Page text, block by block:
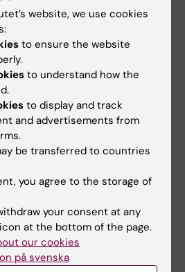
till pandemi
och genetiker, förklarar
påverkar varför vissa
covid-19. Förutom faktorer
och graviditet finns det
till ett allvarligt
har konstaterat att
härstammar från
bland
website, we use cookies
to ensure the website
to understand how the
to display and track
and advertisements from
be transferred to countries
you agree to the storage of
your consent at any
at the bottom of the page.
our cookies
på svenska